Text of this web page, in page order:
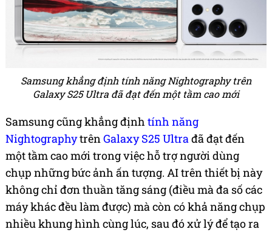
Samsung khẳng định tính năng Nightography trên
Galaxy S25 Ultra đã đạt đến một tầm cao mới
Samsung cũng khẳng định tính năng
NightographytrênGalaxy S25 Ultrađã đạt đến
một tầm cao mới trong việc hỗ trợ người dùng
chụp những bức ảnh ấn tượng. AI trên thiết bị này
không chỉ đơn thuần tăng sáng (điều mà đa số các
máy khác đều làm được) mà còn có khả năng chụp
nhiều khung hình cùng lúc, sau đó xử lý để tạo ra